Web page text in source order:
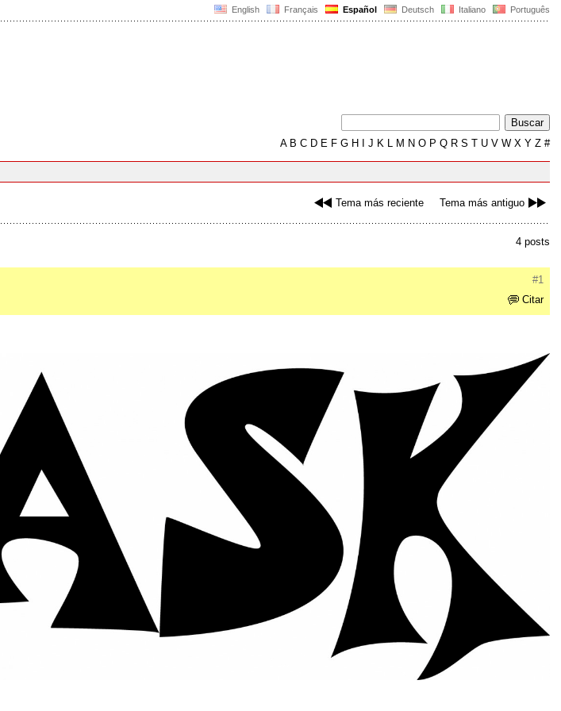
English Français Español Deutsch Italiano Português
AB C D E F G H J K L M N O P Q R S T U V W X Y Z #
Tema más reciente Tema más antiguo
4 posts
#1
Citar